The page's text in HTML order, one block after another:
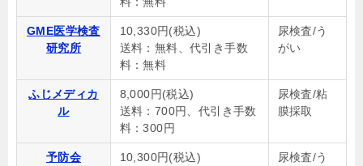
GME医学検査
研究所
10,330円(税込)
送料：無料、代引き手数
料：無料
尿検査/う
がい
ふじメディカ
ル
8,000円(税込)
送料：700円、代引き手数
料：300円
尿検査/粘
膜採取
予防会
10,300円(税込)
尿検査/う